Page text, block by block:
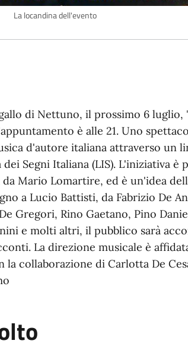
La locandina dell'evento
di Nettuno, il prossimo 6 luglio,
è alle 21. Uno
d'autore italiana attraverso un
Segni Italiana (LIS). L'iniziativa è
da Mario Lomartire, ed è un'idea
a Lucio Battisti, da Fabrizio De
Gregori, Rino Gaetano, Pino
e molti altri, il pubblico sarà
La direzione musicale è
la collaborazione di Carlotta De